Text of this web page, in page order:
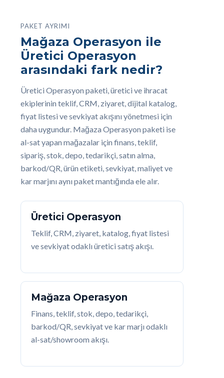
PAKET AYRIMI
Mağaza Operasyon ile
Üretici Operasyon
arasındaki fark nedir?
Üretici Operasyon paketi, üretici ve ihracat
ekiplerinin teklif, CRM, ziyaret, dijital katalog,
fiyat listesi ve sevkiyat akışını yönetmesi için
daha uygundur. Mağaza Operasyon paketi ise
al-sat yapan mağazalar için finans, teklif,
sipariş, stok, depo, tedarikçi, satın alma,
barkod/QR, ürün etiketi, sevkiyat, maliyet ve
kar marjını aynı paket mantığında ele alır.
Üretici Operasyon
Teklif, CRM, ziyaret, katalog, fiyat listesi
ve sevkiyat odaklı üretici satış akışı.
Mağaza Operasyon
Finans, teklif, stok, depo, tedarikçi,
barkod/QR, sevkiyat ve kar marjı odaklı
al-sat/showroom akışı.